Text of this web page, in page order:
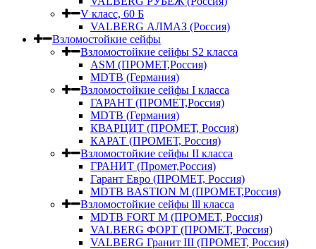
V класс, 60 Б
VALBERG АЛМАЗ (Россия)
Взломостойкие сейфы
Взломостойкие сейфы S2 класса
ASM (ПРОМЕТ,Россия)
MDTB (Германия)
Взломостойкие сейфы I класса
ГАРАНТ (ПРОМЕТ,Россия)
MDTB (Германия)
КВАРЦИТ (ПРОМЕТ, Россия)
КАРАТ (ПРОМЕТ, Россия)
Взломостойкие сейфы II класса
ГРАНИТ (Промет,Россия)
Гарант Евро (ПРОМЕТ, Россия)
MDTB BASTION M (ПРОМЕТ,Россия)
Взломостойкие сейфы lll класса
MDTB FORT M (ПРОМЕТ, Россия)
VALBERG ФОРТ (ПРОМЕТ, Россия)
VALBERG Гранит III (ПРОМЕТ, Россия)